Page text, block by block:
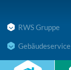
RWS Gruppe
Gebäudeservice
Hauswirtschaft